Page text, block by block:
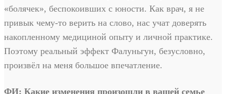
«болячек», беспокоивших с юности. Как врач, я не
привык чему-то верить на слово, нас учат доверять
накопленному медициной опыту и личной практике.
Поэтому реальный эффект Фалуньгун, безусловно,
произвёл на меня большое впечатление.
ФИ: Какие изменения произошли в вашей семье